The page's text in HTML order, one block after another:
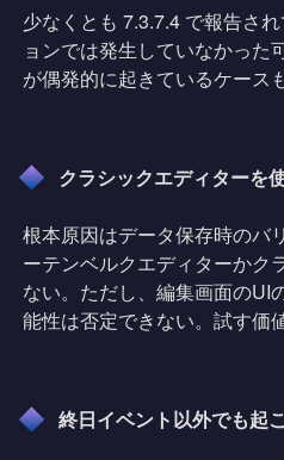
少なくとも 7.3.7.4 で報告さ
ョンでは発生していなかった
が偶発的に起きているケース
クラシックエディターを
根本原因はデータ保存時のバ
ーテンベルクエディターかク
ない。ただし、編集画面のUI
能性は否定できない。試す価
終日イベント以外でも起